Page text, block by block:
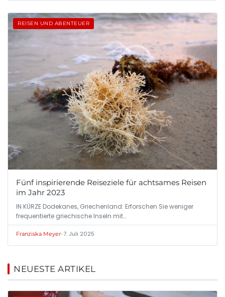
REISEN UND ABENTEUER
Fünf inspirierende Reiseziele für achtsames Reisen
im Jahr 2023
IN KÜRZE Dodekanes, Griechenland: Erforschen Sie weniger
frequentierte griechische Inseln mit…
Franziska Meyer•7. Juli 2025
NEUESTE ARTIKEL